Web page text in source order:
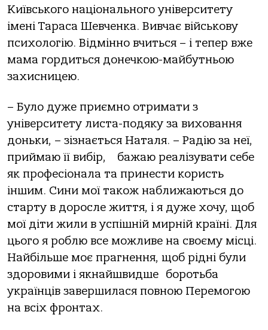
Київського національного університету
імені Тараса Шевченка. Вивчає військову
психологію. Відмінно вчиться – і тепер вже
мама гордиться донечкою-майбутньою
захисницею.
– Було дуже приємно отримати з
університету листа-подяку за виховання
доньки, – зізнається Наталя. – Радію за неї,
приймаю її вибір, бажаю реалізувати себе
як професіонала та принести користь
іншим. Сини мої також наближаються до
старту в доросле життя, і я дуже хочу, щоб
мої діти жили в успішній мирній країні. Для
цього я роблю все можливе на своєму місці.
Найбільше моє прагнення, щоб рідні були
здоровими і якнайшвидше боротьба
українців завершилася повною Перемогою
на всіх фронтах.